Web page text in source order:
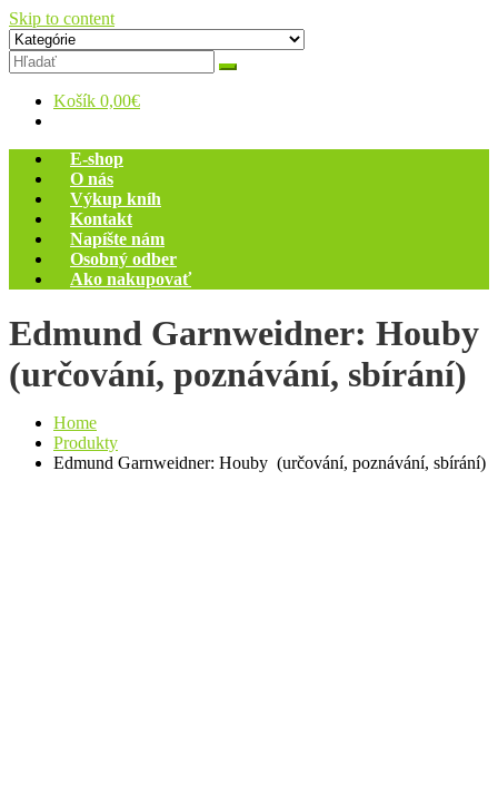
Skip to content
Zelený dom
Antikvariát
Košík 0,00€
E-shop
O nás
Výkup kníh
Kontakt
Napíšte nám
Osobný odber
Ako nakupovať
Edmund Garnweidner: Houby
(určování, poznávání, sbírání)
Home
Produkty
Edmund Garnweidner: Houby (určování, poznávání, sbírání)